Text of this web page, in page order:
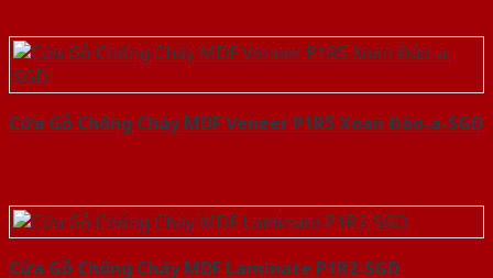
Cửa Gỗ Chống Cháy MDF Veneer P1R5 Xoan Đào-a-SGD
Cửa Gỗ Chống Cháy MDF Laminate P1R2-SGD